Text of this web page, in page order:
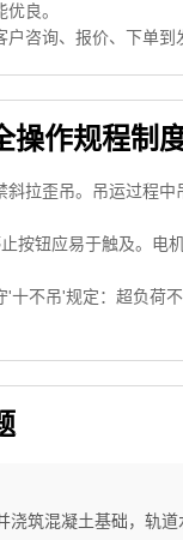
良。
咨询、报价、下单到
操作规程制
拉歪吊。吊运过程中
按钮应易于触及。电
十不吊'规定：超负荷
浇筑混凝土基础，轨